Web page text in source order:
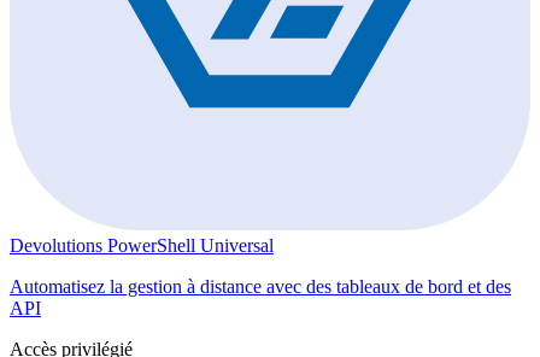
Devolutions PowerShell Universal
Automatisez la gestion à distance avec des tableaux de bord et des
API
Accès privilégié